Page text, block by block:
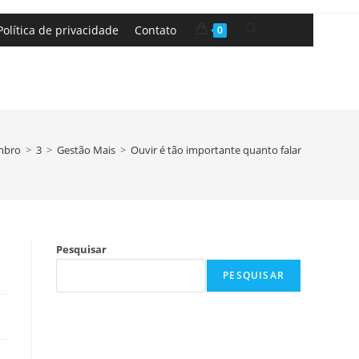
de privacidade Contato 0
> 3 > Gestão Mais > Ouvir é tão importante quanto falar
Pesquisar
PESQUISAR